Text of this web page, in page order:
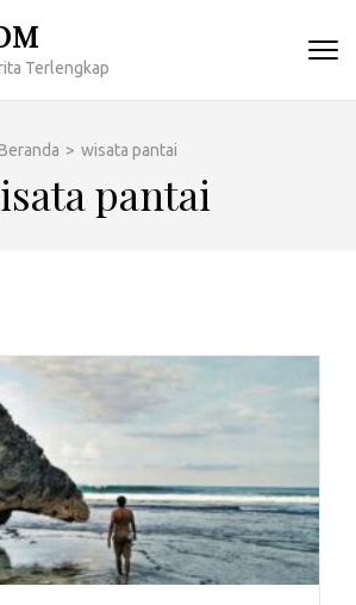
Terlengkap
> wisata pantai
pantai